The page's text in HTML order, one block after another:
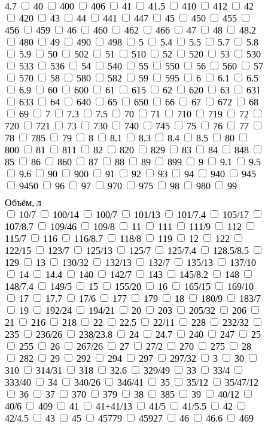
4.7
40 400 406 41 41.5 410 412
42
420
43 44 441 447 45 450
455
456
459 46 460 462 466 47 48
48.2
480
49 490 498 5 5.4 5.5 5.7
5.8
5.9
50 502 51 510 52 520 53
530
533
536 54 540 55 550 56 560
57
570
58 580 582 59 595 6 6.1
6.5
6.9
60 600 61 615 62 620 63
631
633
64 640 65 650 66 67 672
68
69
7 7.3 7.5 70 71 710 719
72
720
721 73 730 740 745 75 76
77
78
785 79 8 8.1 8.3 8.4 8.5
80
800
81 811 82 820 829 83 84
848
85
86 860 87 88 89 899 9 9.1
9.5
9.6
90 900 91 92 93 94 940
945
9450
96 97 970 975 98 980
99
Объём, л
10/7
100/14 100/7 101/13 101/7.4
105/17
107/8.7
109/46 109/8 11 111 111/9
112
115/7
116 116/8.7 118/8 119 12
122
122/15
123/7 125/13 125/7 125/7.4
128.5/8.5
129
13 130/32 132/13 132/7 135/13
137/10
14
14.4 140 142/7 143 145/8.2
148
148/7.4
149/5 15 155/20 16 165/15
169/10
17
17.7 17/6 177 179 18 180/9
183/7
19
192/24 194/21 20 203 205/32
206
21
216 218 22 22.5 22/11 228
232/32
235
236/26 238/23.8 24 24.7 240 247
25
255
26 267/26 27 27/2 270 275
28
282
29 292 294 297 297/32 3
30
310
314/31 318 32.6 329/49 33
33/4
333/40
34 340/26 346/41 35 35/12
35/47/12
36
37 370 379 38 385 39
40/12
40/6
409 41 41+41/13 41/5 41/5.5
42
42/4.5
43 45 45779 45927 46 46.6
469